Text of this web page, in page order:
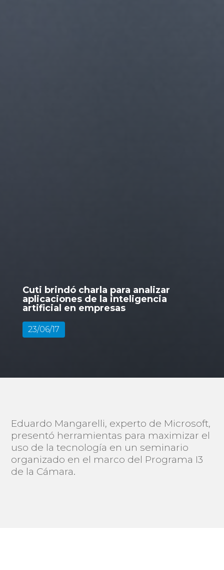
Cuti brindó charla para analizar
aplicaciones de la inteligencia
artificial en empresas
23/06/17
Eduardo Mangarelli, experto de Microsoft,
presentó herramientas para maximizar el
uso de la tecnología en un seminario
organizado en el marco del Programa I3
de la Cámara.